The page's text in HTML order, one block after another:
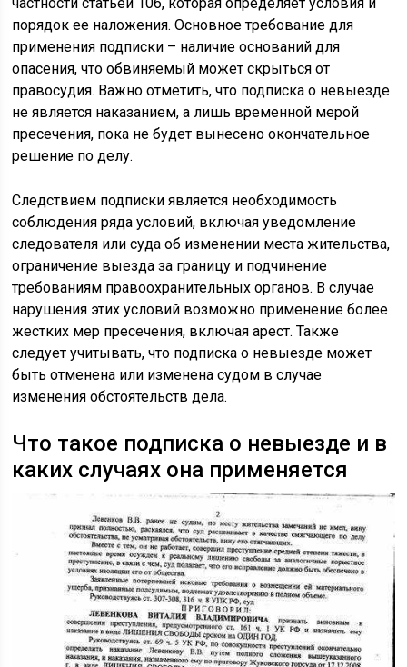
порядок ее наложения. Основное требование для
применения подписки – наличие оснований для
опасения, что обвиняемый может скрыться от
правосудия. Важно отметить, что подписка о невыезде
не является наказанием, а лишь временной мерой
пресечения, пока не будет вынесено окончательное
решение по делу.
Следствием подписки является необходимость
соблюдения ряда условий, включая уведомление
следователя или суда об изменении места жительства,
ограничение выезда за границу и подчинение
требованиям правоохранительных органов. В случае
нарушения этих условий возможно применение более
жестких мер пресечения, включая арест. Также
следует учитывать, что подписка о невыезде может
быть отменена или изменена судом в случае
изменения обстоятельств дела.
Что такое подписка о невыезде и в
каких случаях она применяется